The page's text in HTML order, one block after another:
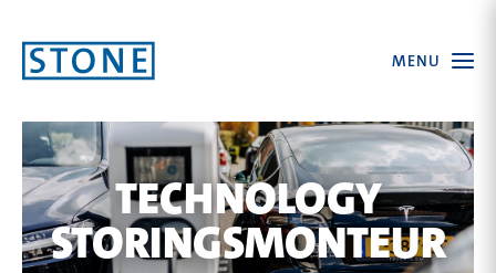
Ga
naar
Open
the
MENU
TECHNOLOGY
STORINGSMONTEUR